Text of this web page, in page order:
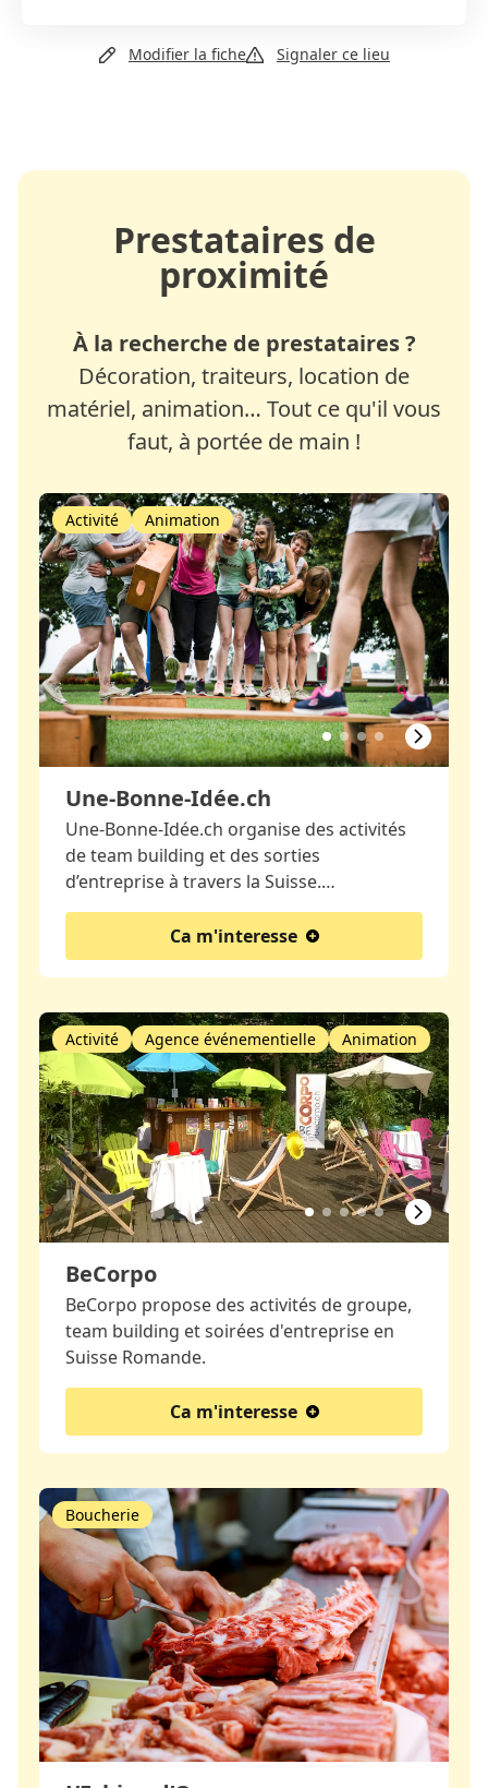
Email
Modifier la fiche Signaler ce lieu
Prestataires de
proximité
À la recherche de prestataires ?
Décoration, traiteurs, location de
matériel, animation… Tout ce qu'il vous
faut, à portée de main !
Une-Bonne-Idée.ch
Activité Animation
Une-Bonne-Idée.ch organise des activités
de team building et des sorties
d’entreprise à travers la Suisse.…
Ca m'interesse
BeCorpo
Activité Agence événementielle Animation
BeCorpo propose des activités de groupe,
team building et soirées d'entreprise en
Suisse Romande.
Ca m'interesse
Boucherie